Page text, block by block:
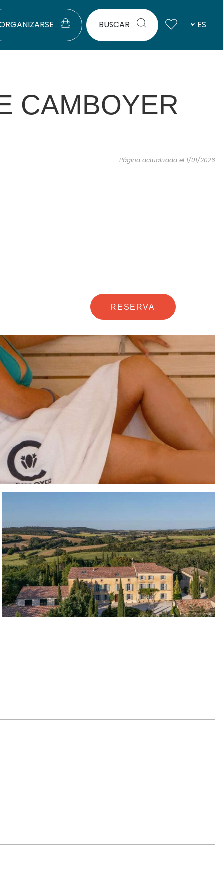
BUSCAR ES
CAMBOYER
Página actualizada el 1/01/2026
RESERVA